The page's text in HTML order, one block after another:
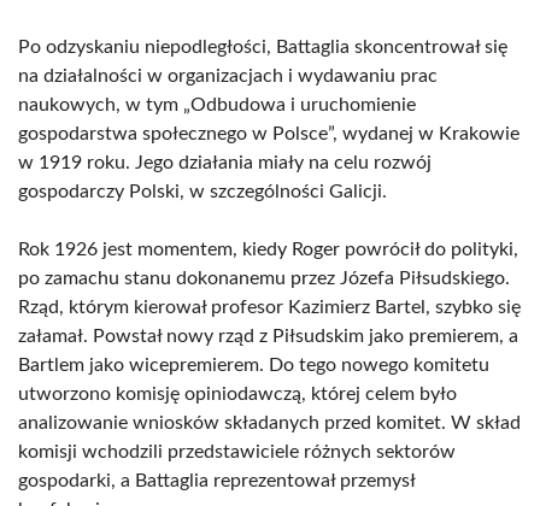
Po odzyskaniu niepodległości, Battaglia skoncentrował się
na działalności w organizacjach i wydawaniu prac
naukowych, w tym „Odbudowa i uruchomienie
gospodarstwa społecznego w Polsce”, wydanej w Krakowie
w 1919 roku. Jego działania miały na celu rozwój
gospodarczy Polski, w szczególności Galicji.
Rok 1926 jest momentem, kiedy Roger powrócił do polityki,
po zamachu stanu dokonanemu przez Józefa Piłsudskiego.
Rząd, którym kierował profesor Kazimierz Bartel, szybko się
załamał. Powstał nowy rząd z Piłsudskim jako premierem, a
Bartlem jako wicepremierem. Do tego nowego komitetu
utworzono komisję opiniodawczą, której celem było
analizowanie wniosków składanych przed komitet. W skład
komisji wchodzili przedstawiciele różnych sektorów
gospodarki, a Battaglia reprezentował przemysł